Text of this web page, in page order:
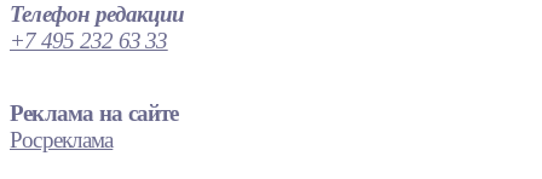
Телефон редакции
+7 495 232 63 33
Реклама на сайте
Росреклама